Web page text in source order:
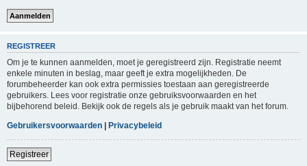
REGISTREER
Om je te kunnen aanmelden, moet je geregistreerd zijn. Registratie neemt
enkele minuten in beslag, maar geeft je extra mogelijkheden. De
forumbeheerder kan ook extra permissies toestaan aan geregistreerde
gebruikers. Lees voor registratie onze gebruiksvoorwaarden en het
bijbehorend beleid. Bekijk ook de regels als je gebruik maakt van het forum.
Gebruikersvoorwaarden | Privacybeleid
Registreer